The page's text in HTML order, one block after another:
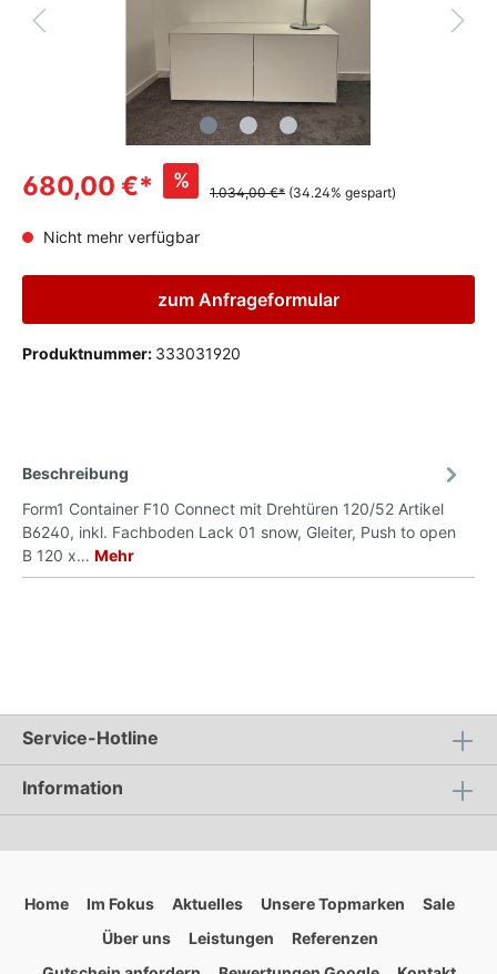
680,00 €* %
1.034,00 €* (34.24% gespart)
Nicht mehr verfügbar
zum Anfrageformular
Produktnummer: 333031920
Beschreibung
Form1 Container F10 Connect mit Drehtüren 120/52 Artikel
B6240, inkl. Fachboden Lack 01 snow, Gleiter, Push to open
B 120 x… Mehr
Service-Hotline
Information
Home Im Fokus Aktuelles Unsere Topmarken
Sale
Über uns
Leistungen
Referenzen